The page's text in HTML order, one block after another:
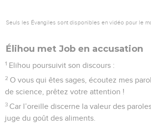
Seuls les Évangiles sont disponibles en vidéo pour le
Élihou met Job en accusation
1 Elihou poursuivit son discours :
2 O vous qui êtes sages, écoutez mes
de science, prêtez votre attention !
3 Car l’oreille discerne la valeur des
juge du goût des aliments.